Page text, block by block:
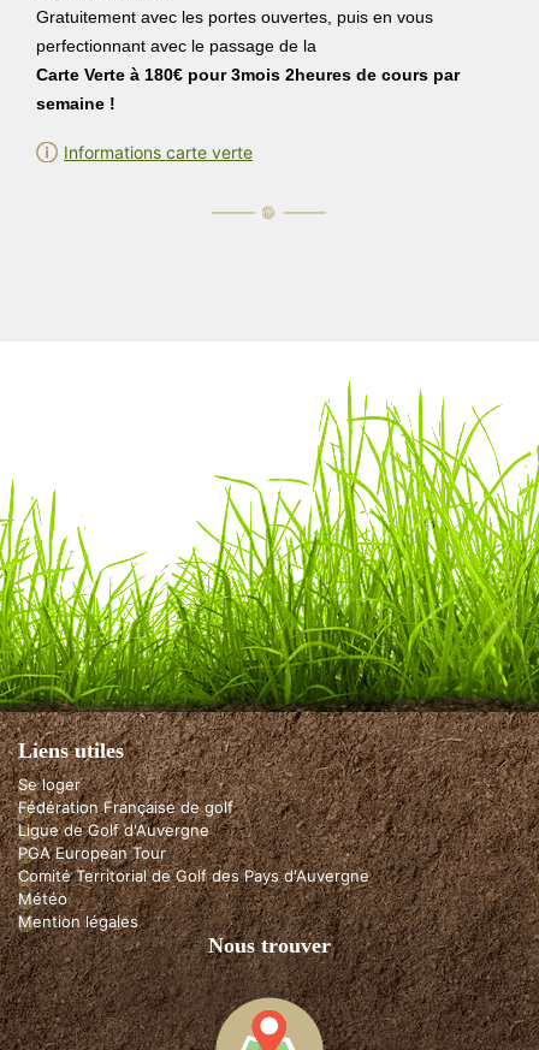
Gratuitement avec les portes ouvertes, puis en vous
perfectionnant avec le passage de la
Carte Verte à 180€ pour 3mois 2heures de cours par
semaine !
Informations carte verte
Liens utiles
Se loger
Fédération Française de golf
Ligue de Golf d'Auvergne
PGA European Tour
Comité Territorial de Golf des Pays d'Auvergne
Météo
Mention légales
Nous trouver